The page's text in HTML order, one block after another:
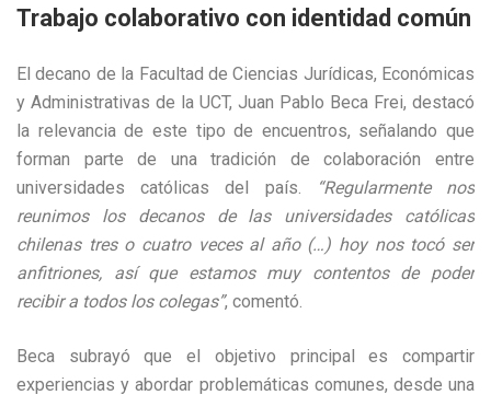
Trabajo colaborativo con identidad común
El decano de la Facultad de Ciencias Jurídicas, Económicas
y Administrativas de la UCT, Juan Pablo Beca Frei, destacó
la relevancia de este tipo de encuentros, señalando que
forman parte de una tradición de colaboración entre
universidades católicas del país.
“Regularmente nos
reunimos los decanos de las universidades católicas
chilenas tres o cuatro veces al año (…) hoy nos tocó ser
anfitriones, así que estamos muy contentos de poder
recibir a todos los colegas”, comentó.
Beca subrayó que el objetivo principal es compartir
experiencias y abordar problemáticas comunes, desde una